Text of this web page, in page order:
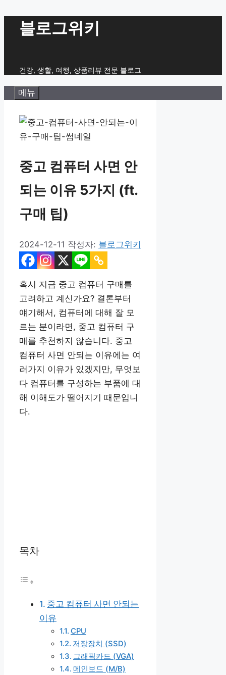
블로그위키
건강, 생활, 여행, 상품리뷰 전문 블로그
메뉴
중고 컴퓨터 사면 안
되는 이유 5가지 (ft.
구매 팁)
2024-12-11 작성자: 블로그위키
혹시 지금 중고 컴퓨터 구매를
고려하고 계신가요? 결론부터
얘기해서, 컴퓨터에 대해 잘 모
르는 분이라면, 중고 컴퓨터 구
매를 추천하지 않습니다. 중고
컴퓨터 사면 안되는 이유에는 여
러가지 이유가 있겠지만, 무엇보
다 컴퓨터를 구성하는 부품에 대
해 이해도가 떨어지기 때문입니
다.
목차
중고 컴퓨터 사면 안되는
이유
CPU
저장장치 (SSD)
그래픽카드 (VGA)
메인보드 (M/B)